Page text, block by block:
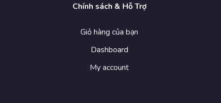
Chính sách & Hỗ Trợ
Giỏ hàng của bạn
Dashboard
My account